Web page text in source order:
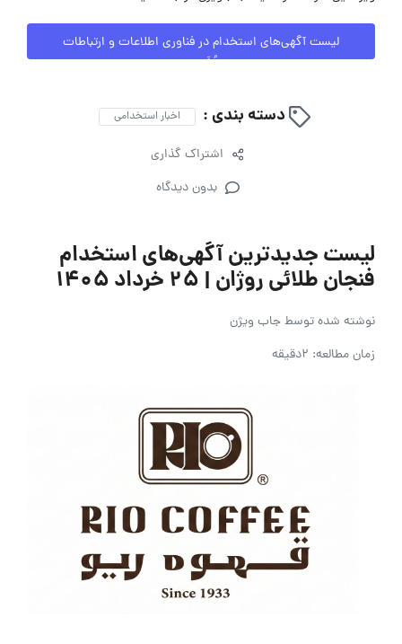
لیست آگهی‌های استخدام در فناوری اطلاعات و ارتباطات
مُهَیمن
دسته بندی : اخبار استخدامی
اشتراک گذاری
بدون دیدگاه
لیست جدیدترین آگهی‌های استخدام
فنجان طلائی روژان | ۲۵ خرداد ۱۴۰۵
نوشته شده توسطجاب ویژن
زمان مطالعه: 2دقیقه